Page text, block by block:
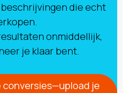
die echt
onmiddellijk,
je klaar bent.
conversies—upload je